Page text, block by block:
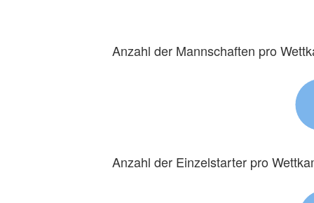
Anzahl der Mannschaften pro
Anzahl der Einzelstarter pro